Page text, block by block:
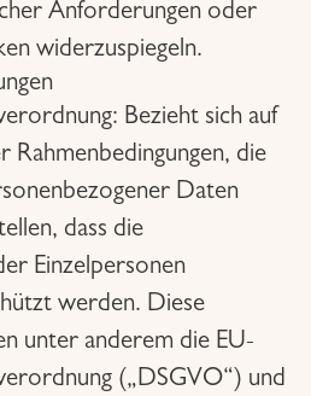
Anforderungen oder
widerzuspiegeln.
Bezieht sich auf
Rahmenbedingungen, die
Daten
dass die
Einzelpersonen
werden. Diese
unter anderem die EU-
(„DSGVO“) und